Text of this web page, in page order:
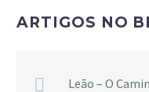
ARTIGOS NO
Leão – O